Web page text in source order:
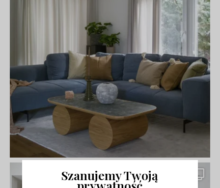
Szanujemy Twoją